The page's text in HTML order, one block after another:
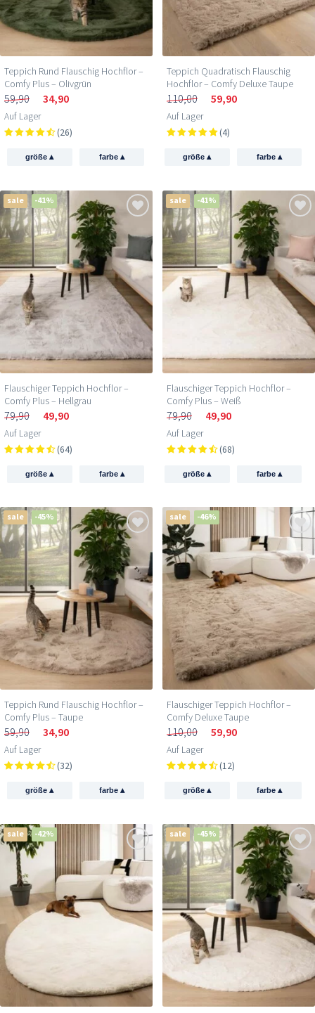
Teppich Rund Flauschig Hochflor –
Comfy Plus – Olivgrün
59,90 34,90
Auf Lager
(26)
größe▴ farbe ▴
Teppich Quadratisch Flauschig
Hochflor – Comfy Deluxe Taupe
110,00 59,90
Auf Lager
(4)
größe▴ farbe ▴
sale -41%
Flauschiger Teppich Hochflor –
Comfy Plus – Hellgrau
79,90 49,90
Auf Lager
(64)
größe▴ farbe ▴
sale -41%
Flauschiger Teppich Hochflor –
Comfy Plus – Weiß
79,90 49,90
Auf Lager
(68)
größe▴ farbe ▴
sale -45%
Teppich Rund Flauschig Hochflor –
Comfy Plus – Taupe
59,90 34,90
Auf Lager
(32)
größe▴ farbe ▴
sale -46%
Flauschiger Teppich Hochflor –
Comfy Deluxe Taupe
110,00 59,90
Auf Lager
(12)
größe▴ farbe ▴
sale -42% sale -45%